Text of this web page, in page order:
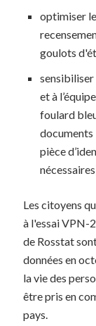
optimiser
goulots
sensibiliser
et à
foulard
documents
pièce
Les citoyens
à l'essai VPN-
de Rosstat
données en
la vie des
être pris en
pays.